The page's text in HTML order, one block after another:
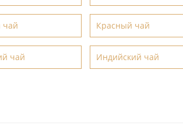
чай Красный чай
чай Индийский чай